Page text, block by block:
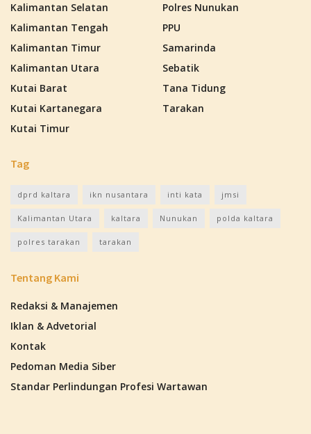
Kalimantan Selatan
Kalimantan Tengah
Kalimantan Timur
Kalimantan Utara
Kutai Barat
Kutai Kartanegara
Kutai Timur
Polres Nunukan
PPU
Samarinda
Sebatik
Tana Tidung
Tarakan
Tag
dprd kaltara ikn nusantara inti kata jmsi
Kalimantan Utara kaltara Nunukan polda kaltara
polres tarakan tarakan
Tentang Kami
Redaksi & Manajemen
Iklan & Advetorial
Kontak
Pedoman Media Siber
Standar Perlindungan Profesi Wartawan